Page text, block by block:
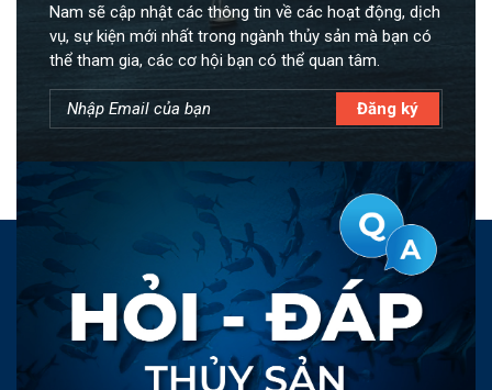
Nam sẽ cập nhật các thông tin về các hoạt động, dịch
vụ, sự kiện mới nhất trong ngành thủy sản mà bạn có
thể tham gia, các cơ hội bạn có thể quan tâm.